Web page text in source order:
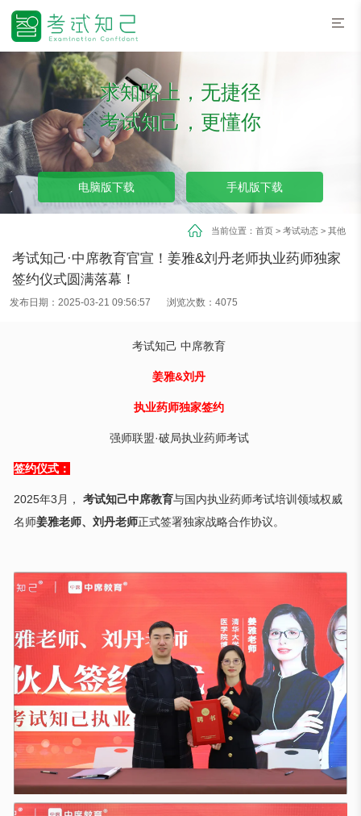
求知路上，无捷径
考试知己，更懂你
电脑版下载 手机版下载
当前位置： 首页> 考试动态> 其他
考试知己·中席教育官宣！姜雅&刘丹老师执业药师独家
签约仪式圆满落幕！
发布日期：2025-03-21 09:56:57 浏览次数：4075
考试知己 中席教育
姜雅&刘丹
执业药师独家签约
强师联盟·破局执业药师考试
签约仪式：
2025年3月， 考试知己中席教育与国内执业药师考试培训领域权威
名师姜雅老师、刘丹老师正式签署独家战略合作协议。